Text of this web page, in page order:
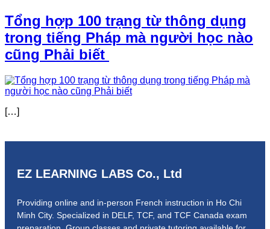
Tổng hợp 100 trạng từ thông dụng
trong tiếng Pháp mà người học nào
cũng Phải biết
[…]
EZ LEARNING LABS Co., Ltd
Providing online and in-person French instruction in Ho Chi
Minh City. Specialized in DELF, TCF, and TCF Canada exam